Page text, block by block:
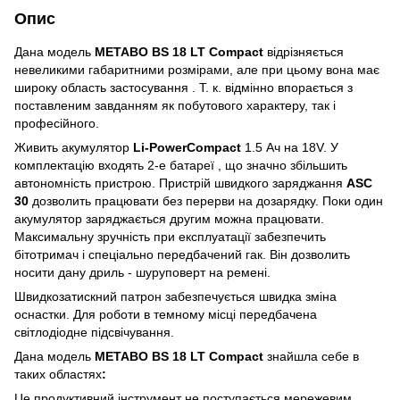
Опис
Дана модель METABO BS 18 LT Compact відрізняється
невеликими габаритними розмірами, але при цьому вона має
широку область застосування . Т. к. відмінно впорається з
поставленим завданням як побутового характеру, так і
професійного.
Живить акумулятор Li-PowerCompact 1.5 Ач на 18V. У
комплектацію входять 2-е батареї , що значно збільшить
автономність пристрою. Пристрій швидкого заряджання ASC
30 дозволить працювати без перерви на дозарядку. Поки один
акумулятор заряджається другим можна працювати.
Максимальну зручність при експлуатації забезпечить
бітотримач і спеціально передбачений гак. Він дозволить
носити дану дриль - шуруповерт на ремені.
Швидкозатискний патрон забезпечується швидка зміна
оснастки. Для роботи в темному місці передбачена
світлодіодне підсвічування.
Дана модель METABO BS 18 LT Compact знайшла себе в
таких областях: